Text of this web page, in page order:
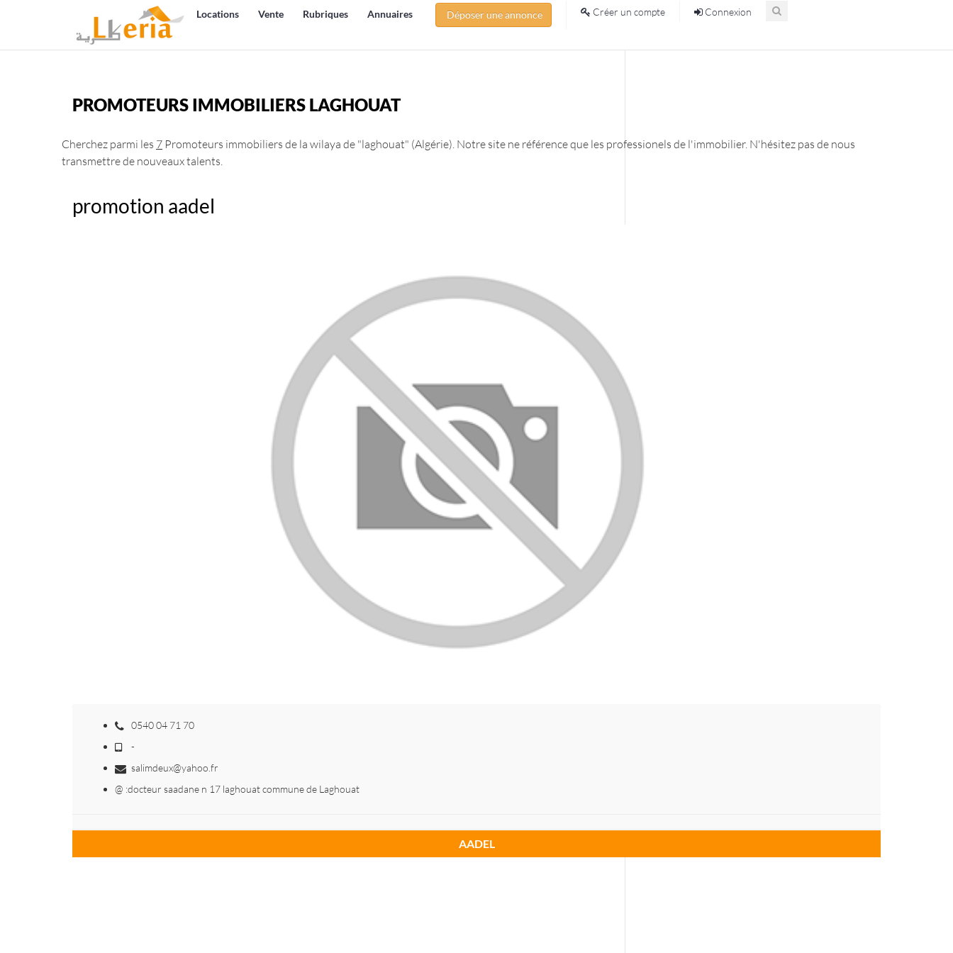
Locations Vente Rubriques Annuaires Déposer une annonce Créer un compte Connexion
PROMOTEURS IMMOBILIERS LAGHOUAT
Cherchez parmi les 7 Promoteurs immobiliers de la wilaya de "laghouat" (Algérie). Notre site ne référence que les professionels de l'immobilier. N'hésitez pas de nous
transmettre de nouveaux talents.
promotion aadel
0540 04 71 70
-
salimdeux@yahoo.fr
@ :docteur saadane n 17 laghouat commune de Laghouat
AADEL